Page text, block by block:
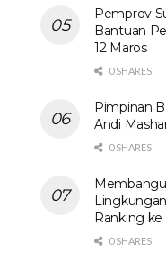
Pemprov
Bantuan
12 Maros
0 SHARES
Pimpinan
Andi
0 SHARES
Ranking
0 SHARES